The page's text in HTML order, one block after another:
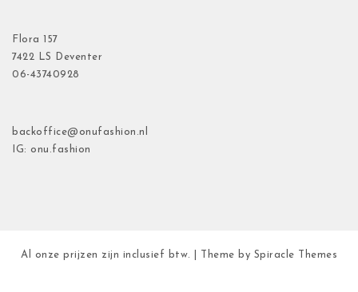
Flora 157
7422 LS Deventer
06-43740928
backoffice@onufashion.nl
IG: onu.fashion
Al onze prijzen zijn inclusief btw. | Theme by Spiracle Themes